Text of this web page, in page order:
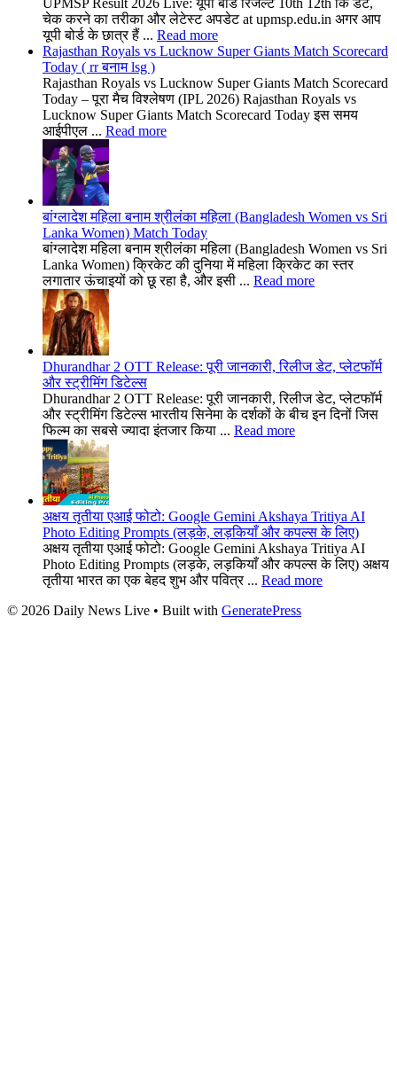
UPMSP Result 2026 Live: यूपी बोर्ड रिजल्ट 10th 12th कि डेट,
चेक करने का तरीका और लेटेस्ट अपडेट at upmsp.edu.in अगर आप
यूपी बोर्ड के छात्र हैं ... Read more
Rajasthan Royals vs Lucknow Super Giants Match Scorecard
Today ( rr बनाम lsg )
Rajasthan Royals vs Lucknow Super Giants Match Scorecard
Today – पूरा मैच विश्लेषण (IPL 2026) Rajasthan Royals vs
Lucknow Super Giants Match Scorecard Today इस समय
आईपीएल ... Read more
बांग्लादेश महिला बनाम श्रीलंका महिला (Bangladesh Women vs Sri
Lanka Women) Match Today
बांग्लादेश महिला बनाम श्रीलंका महिला (Bangladesh Women vs Sri
Lanka Women) क्रिकेट की दुनिया में महिला क्रिकेट का स्तर
लगातार ऊंचाइयों को छू रहा है, और इसी ... Read more
Dhurandhar 2 OTT Release: पूरी जानकारी, रिलीज डेट, प्लेटफॉर्म
और स्ट्रीमिंग डिटेल्स
Dhurandhar 2 OTT Release: पूरी जानकारी, रिलीज डेट, प्लेटफॉर्म
और स्ट्रीमिंग डिटेल्स भारतीय सिनेमा के दर्शकों के बीच इन दिनों जिस
फिल्म का सबसे ज्यादा इंतजार किया ... Read more
अक्षय तृतीया एआई फोटो: Google Gemini Akshaya Tritiya AI
Photo Editing Prompts (लड़के, लड़कियाँ और कपल्स के लिए)
अक्षय तृतीया एआई फोटो: Google Gemini Akshaya Tritiya AI
Photo Editing Prompts (लड़के, लड़कियाँ और कपल्स के लिए) अक्षय
तृतीया भारत का एक बेहद शुभ और पवित्र ... Read more
© 2026 Daily News Live • Built with GeneratePress